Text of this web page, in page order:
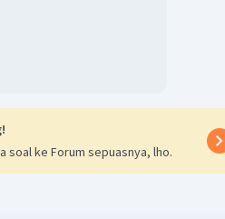
soal ke Forum sepuasnya, lho.